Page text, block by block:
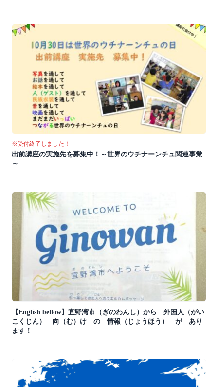
※受付終了しました！
出前講座の実施先を募集中！～世界のウチナーンチュ関連事業
～
【English bellow】宜野湾市（ぎのわんし）から 外国人（がい
こくじん） 向（む）け の 情報（じょうほう） が あり
ます！